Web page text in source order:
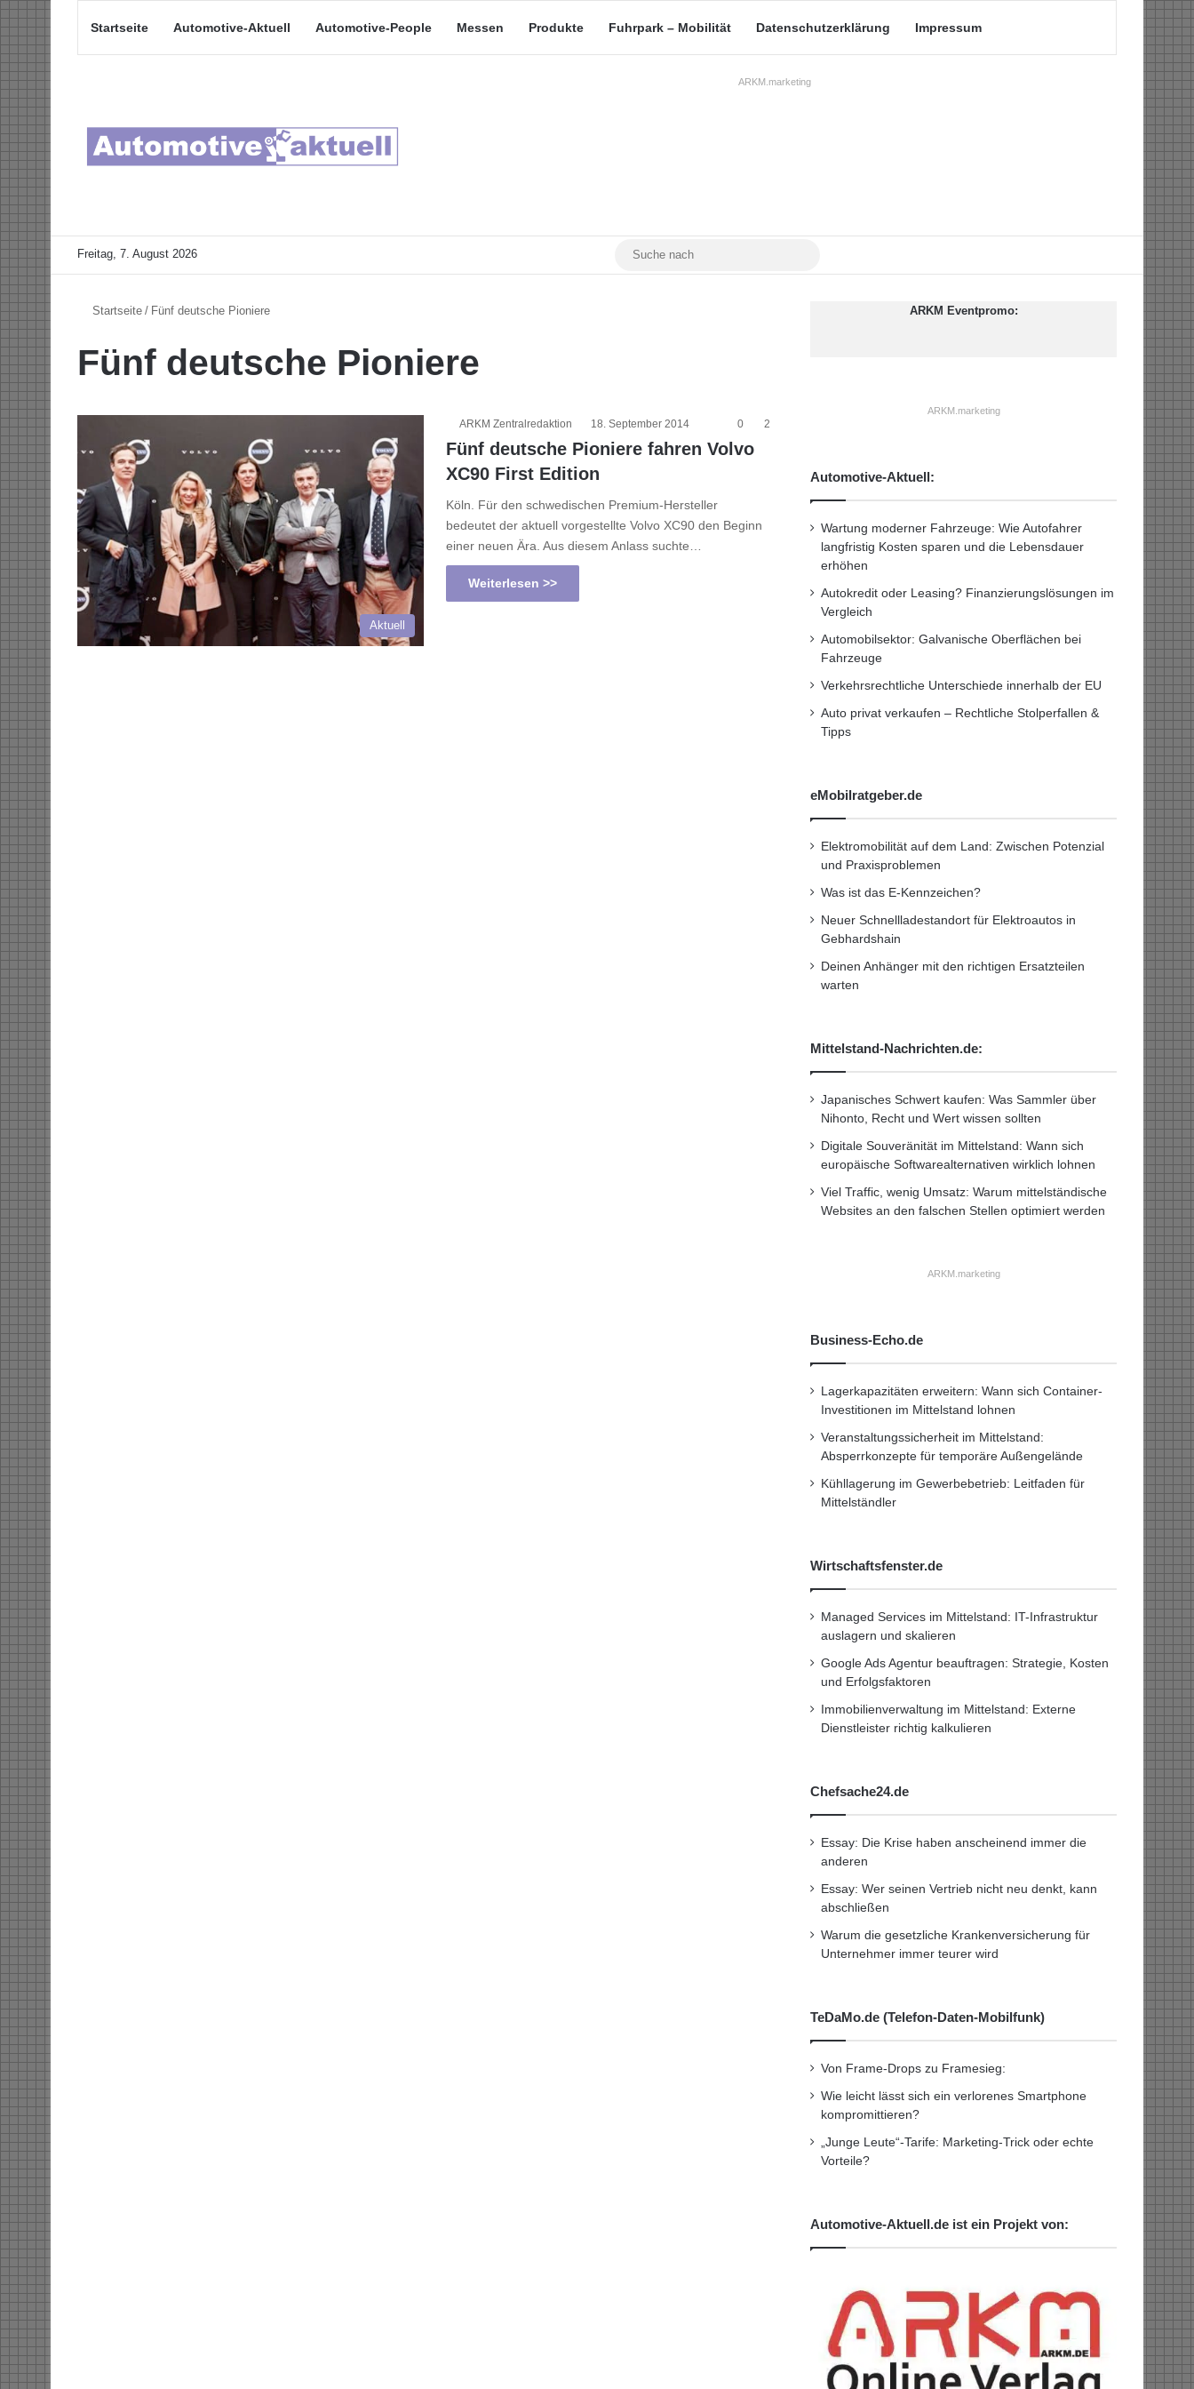
Startseite Automotive-Aktuell Automotive-People Messen Produkte Fuhrpark – Mobilität Datenschutzerklärung Impressum
ARKM.marketing
Freitag, 7. August 2026 YouTubeMastodon
Startseite / Fünf deutsche Pioniere
Fünf deutsche Pioniere
Aktuell
ARKM Zentralredaktion 18. September 2014 0 2
Fünf deutsche Pioniere fahren Volvo
XC90 First Edition
Köln. Für den schwedischen Premium-Hersteller
bedeutet der aktuell vorgestellte Volvo XC90 den Beginn
einer neuen Ära. Aus diesem Anlass suchte…
Weiterlesen >>
ARKM Eventpromo:
ARKM.marketing
Automotive-Aktuell:
Wartung moderner Fahrzeuge: Wie Autofahrer
langfristig Kosten sparen und die Lebensdauer
erhöhen
Autokredit oder Leasing? Finanzierungslösungen im
Vergleich
Automobilsektor: Galvanische Oberflächen bei
Fahrzeuge
Verkehrsrechtliche Unterschiede innerhalb der EU
Auto privat verkaufen – Rechtliche Stolperfallen &
Tipps
eMobilratgeber.de
Elektromobilität auf dem Land: Zwischen Potenzial
und Praxisproblemen
Was ist das E-Kennzeichen?
Neuer Schnellladestandort für Elektroautos in
Gebhardshain
Deinen Anhänger mit den richtigen Ersatzteilen
warten
Mittelstand-Nachrichten.de:
Japanisches Schwert kaufen: Was Sammler über
Nihonto, Recht und Wert wissen sollten
Digitale Souveränität im Mittelstand: Wann sich
europäische Softwarealternativen wirklich lohnen
Viel Traffic, wenig Umsatz: Warum mittelständische
Websites an den falschen Stellen optimiert werden
ARKM.marketing
Business-Echo.de
Lagerkapazitäten erweitern: Wann sich Container-
Investitionen im Mittelstand lohnen
Veranstaltungssicherheit im Mittelstand:
Absperrkonzepte für temporäre Außengelände
Kühllagerung im Gewerbebetrieb: Leitfaden für
Mittelständler
Wirtschaftsfenster.de
Managed Services im Mittelstand: IT-Infrastruktur
auslagern und skalieren
Google Ads Agentur beauftragen: Strategie, Kosten
und Erfolgsfaktoren
Immobilienverwaltung im Mittelstand: Externe
Dienstleister richtig kalkulieren
Chefsache24.de
Essay: Die Krise haben anscheinend immer die
anderen
Essay: Wer seinen Vertrieb nicht neu denkt, kann
abschließen
Warum die gesetzliche Krankenversicherung für
Unternehmer immer teurer wird
TeDaMo.de (Telefon-Daten-Mobilfunk)
Von Frame-Drops zu Framesieg:
Wie leicht lässt sich ein verlorenes Smartphone
kompromittieren?
„Junge Leute“-Tarife: Marketing-Trick oder echte
Vorteile?
Automotive-Aktuell.de ist ein Projekt von: